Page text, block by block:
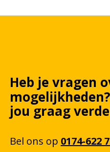
Heb je vragen
mogelijkheden?
jou graag
Bel ons op 0174-622